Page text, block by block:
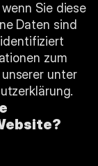
Sie diese
Daten sind
zum
unter